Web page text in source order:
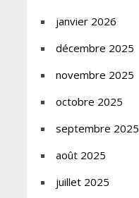
janvier 2026
décembre 2025
novembre 2025
octobre 2025
septembre 2025
août 2025
juillet 2025